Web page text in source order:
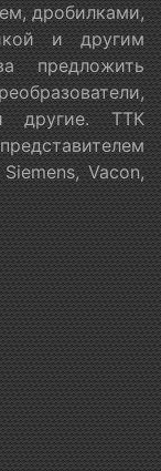
дробилками,
и другим
предложить
другие. ТТК
Vacon,